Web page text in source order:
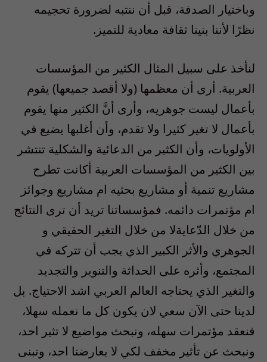
وباختيار الصدفة، قبل أن ننتبه لضرورة تحجيمه
نظرًا لأننا بنينا ثقافة معادية للتميز.
لنأخذ على سبيل المثال الكثير من المؤسسات
العربية. أرى أن معظمها (ولا أقصد جميعها) يقوم
بأعمال ليست جوهريه، وأرى أنَّ الكثير منها يقوم
بأعمال لا تغير كثيرا ولا تقدم، وأن أغلبها يضيع في
الأولويات، وأن الكثير من الدعائية والشكلية تنتشر
بين الكثير من المؤسسات العربية أكانت تطرح
مشاريع تنمية أو مشاريع بحثيه ام مشاريع وجوائز
ام مؤتمرات دائمه. فمؤسساتنا تريد أن ترى النتائج
من خلال الدّعايةلا من خلال التغير الحقيقي و
الجوهري والأثر الكبير الذي يجب أن تتركه في
المجتمع، وأثره على الحداثة والتنوير والتجديد
والتغير الذي يحتاجه العالم العربي اشد الاحتياج. بل
لدينا حتى الآن سعي لان يكون كل ما نعمله سهلا،
فنعقد مؤتمرات سهله، ونبحث مواضيع لا تثير احد،
ونبحث عن تأثير مخفف لكي لا يعارضنا احد، ونبنى